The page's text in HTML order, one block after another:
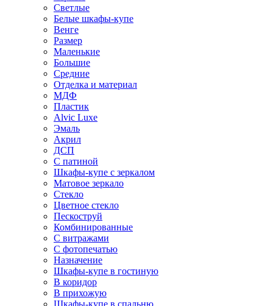
Светлые
Белые шкафы-купе
Венге
Размер
Маленькие
Большие
Средние
Отделка и материал
МДФ
Пластик
Alvic Luxe
Эмаль
Акрил
ДСП
С патиной
Шкафы-купе с зеркалом
Матовое зеркало
Стекло
Цветное стекло
Пескоструй
Комбинированные
С витражами
С фотопечатью
Назначение
Шкафы-купе в гостиную
В коридор
В прихожую
Шкафы-купе в спальню